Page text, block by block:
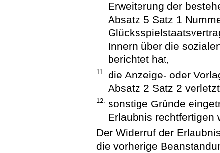
Erweiterung der
Absatz 5 Satz 1
Innern über die
berichtet hat,
11. die Anzeige- oder
Absatz 2 Satz 2
12. sonstige Gründe
Erlaubnis rechtfertigen
Der Widerruf der
die vorherige